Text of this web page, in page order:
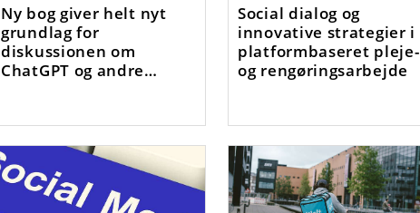
Ny bog giver helt nyt
grundlag for
diskussionen om
ChatGPT og andre
Social dialog og
innovative strategier i
platformbaseret pleje-
og rengøringsarbejde